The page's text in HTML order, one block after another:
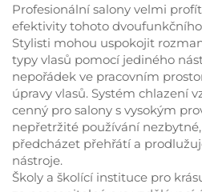
Profesionální salony velmi
efektivity tohoto
Stylisti mohou uspokojit
typy vlasů pomocí jediného
nepořádek ve pracovním
úpravy vlasů. Systém chlazení
cenný pro salony s vysokým
nepřetržité používání
předcházet přehřátí a
nástroje.
Školy a školící instituce pro